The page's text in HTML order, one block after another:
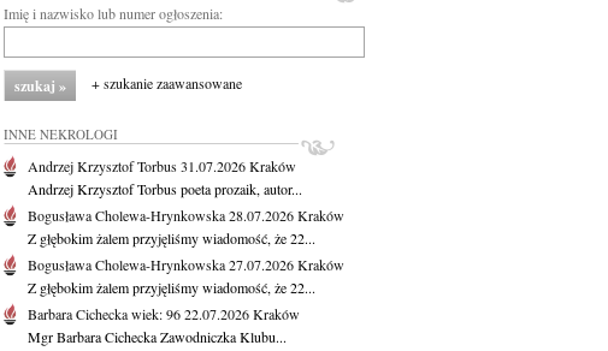
Imię i nazwisko lub numer ogłoszenia:
+ szukanie zaawansowane
INNE NEKROLOGI
Andrzej Krzysztof Torbus31.07.2026Kraków
Andrzej Krzysztof Torbus poeta prozaik, autor...
Bogusława Cholewa-Hrynkowska28.07.2026Kraków
Z głębokim żalem przyjęliśmy wiadomość, że 22...
Bogusława Cholewa-Hrynkowska27.07.2026Kraków
Z głębokim żalem przyjęliśmy wiadomość, że 22...
Barbara Cicheckawiek: 9622.07.2026Kraków
Mgr Barbara Cichecka Zawodniczka Klubu...